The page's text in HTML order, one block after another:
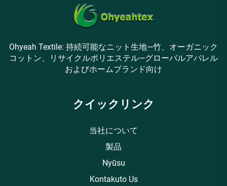
Ohyeah Textile: 持続可能なニット生地—竹、オーガニック
コットン、リサイクルポリエステル—グローバルアパレル
およびホームブランド向け
クイックリンク
当社について
製品
Nyūsu
Kontakuto Us